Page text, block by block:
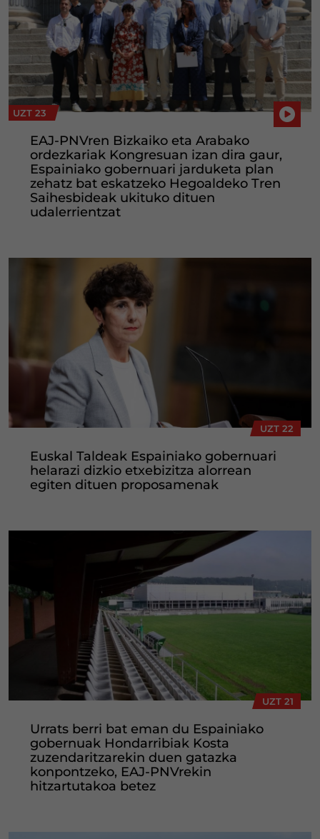
UZT 23
EAJ-PNVren Bizkaiko eta Arabako
ordezkariak Kongresuan izan dira gaur,
Espainiako gobernuari jarduketa plan
zehatz bat eskatzeko Hegoaldeko Tren
Saihesbideak ukituko dituen
udalerrientzat
UZT 22
Euskal Taldeak Espainiako gobernuari
helarazi dizkio etxebizitza alorrean
egiten dituen proposamenak
UZT 21
Urrats berri bat eman du Espainiako
gobernuak Hondarribiak Kosta
zuzendaritzarekin duen gatazka
konpontzeko, EAJ-PNVrekin
hitzartutakoa betez